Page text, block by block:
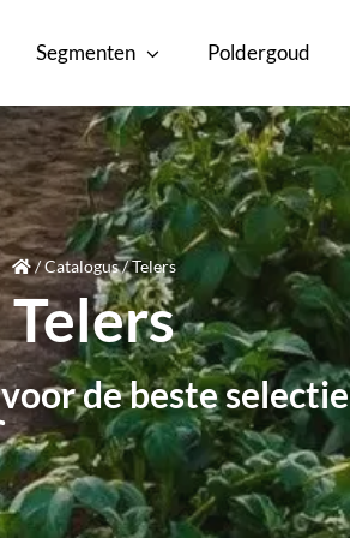
Segmenten Poldergoud
/Catalogus/Telers
Telers
voor de beste selectie